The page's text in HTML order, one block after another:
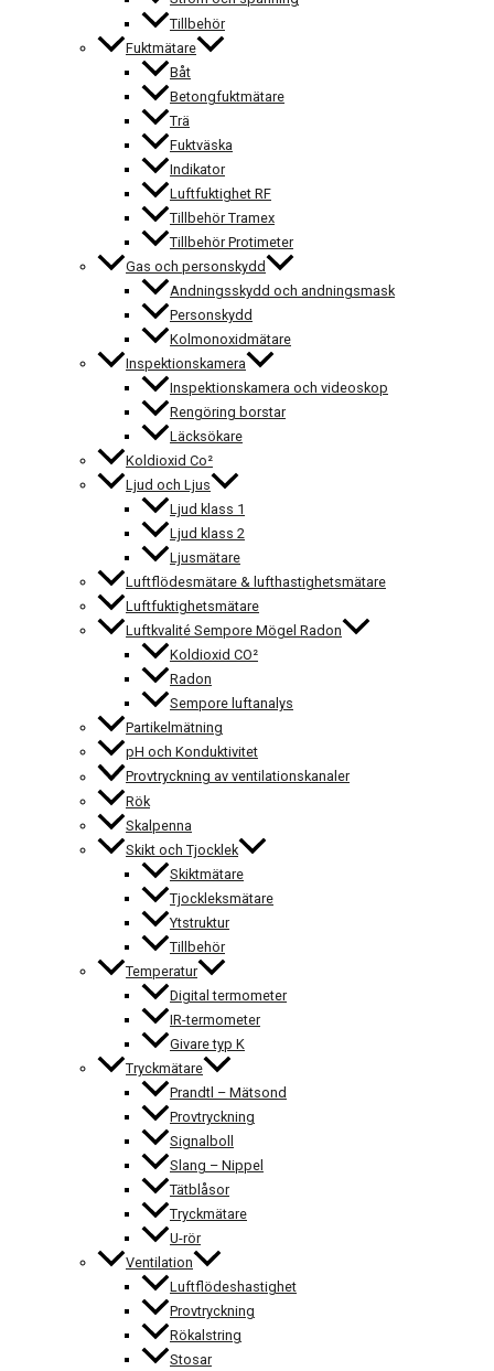
Tillbehör
Fuktmätare
Båt
Betongfuktmätare
Trä
Fuktväska
Indikator
Luftfuktighet RF
Tillbehör Tramex
Tillbehör Protimeter
Gas och personskydd
Andningsskydd och andningsmask
Personskydd
Kolmonoxidmätare
Inspektionskamera
Inspektionskamera och videoskop
Rengöring borstar
Läcksökare
Koldioxid Co²
Ljud och Ljus
Ljud klass 1
Ljud klass 2
Ljusmätare
Luftflödesmätare & lufthastighetsmätare
Luftfuktighetsmätare
Luftkvalité Sempore Mögel Radon
Koldioxid CO²
Radon
Sempore luftanalys
Partikelmätning
pH och Konduktivitet
Provtryckning av ventilationskanaler
Rök
Skalpenna
Skikt och Tjocklek
Skiktmätare
Tjockleksmätare
Ytstruktur
Tillbehör
Temperatur
Digital termometer
IR-termometer
Givare typ K
Tryckmätare
Prandtl – Mätsond
Provtryckning
Signalboll
Slang – Nippel
Tätblåsor
Tryckmätare
U-rör
Ventilation
Luftflödeshastighet
Provtryckning
Rökalstring
Stosar